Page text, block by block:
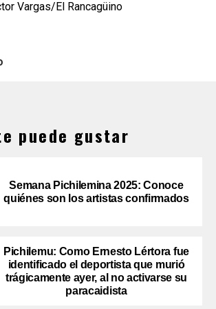
Vargas/El Rancagüino
puede gustar
Semana Pichilemina 2025: Conoce
quiénes son los artistas confirmados
Pichilemu: Como Ernesto Lértora fue
identificado el deportista que murió
trágicamente ayer, al no activarse su
paracaidista